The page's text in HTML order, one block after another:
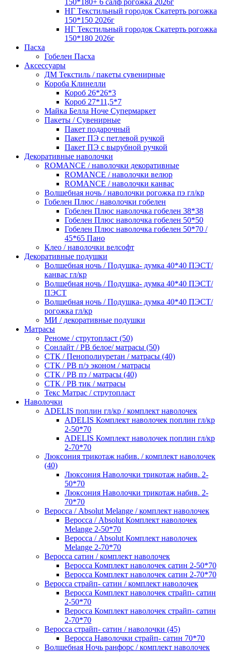
150*180+ 6 салф рогожка 2026г
НГ Текстильный городок Скатерть рогожка
150*150 2026г
НГ Текстильный городок Скатерть рогожка
150*180 2026г
Пасха
Гобелен Пасха
Аксессуары
ДМ Текстиль / пакеты сувенирные
Короба Клинелли
Короб 26*26*3
Короб 27*11,5*7
Майка Белла Ноче Супермаркет
Пакеты / Сувенирные
Пакет подарочный
Пакет ПЭ с петлевой ручкой
Пакет ПЭ с вырубной ручкой
Декоративные наволочки
ROMANCE / наволочки декоративные
ROMANCE / наволочки велюр
ROMANCE / наволочки канвас
Волшебная ночь / наволочки рогожка пэ гл/кр
Гобелен Плюс / наволочки гобелен
Гобелен Плюс наволочка гобелен 38*38
Гобелен Плюс наволочка гобелен 50*50
Гобелен Плюс наволочка гобелен 50*70 /
45*65 Пано
Клео / наволочки велсофт
Декоративные подушки
Волшебная ночь / Подушка- думка 40*40 ПЭСТ/
канвас гл/кр
Волшебная ночь / Подушка- думка 40*40 ПЭСТ/
ПЭСТ
Волшебная ночь / Подушка- думка 40*40 ПЭСТ/
рогожка гл/кр
МИ / декоративные подушки
Матрасы
Реноме / струтопласт (50)
Сонлайт / РВ белое/ матрасы (50)
СТК / Пенополиуретан / матрасы (40)
СТК / РВ п/э эконом / матрасы
СТК / РВ пэ / матрасы (40)
СТК / РВ тик / матрасы
Текс Матрас / струтопласт
Наволочки
ADELIS поплин гл/кр / комплект наволочек
ADELIS Комплект наволочек поплин гл/кр
2-50*70
ADELIS Комплект наволочек поплин гл/кр
2-70*70
Люксония трикотаж набив. / комплект наволочек
(40)
Люксония Наволочки трикотаж набив. 2-
50*70
Люксония Наволочки трикотаж набив. 2-
70*70
Веросса / Absolut Melange / комплект наволочек
Веросса / Absolut Комплект наволочек
Melange 2-50*70
Веросса / Absolut Комплект наволочек
Melange 2-70*70
Веросса сатин / комплект наволочек
Веросса Комплект наволочек сатин 2-50*70
Веросса Комплект наволочек сатин 2-70*70
Веросса страйп- сатин / комплект наволочек
Веросса Комплект наволочек страйп- сатин
2-50*70
Веросса Комплект наволочек страйп- сатин
2-70*70
Веросса страйп- сатин / наволочки (45)
Веросса Наволочки страйп- сатин 70*70
Волшебная Ночь ранфорс / комплект наволочек